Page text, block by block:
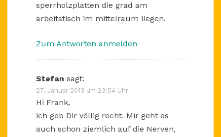
sperrholzplatten die grad am
arbeitstisch im mittelraum liegen.
Zum Antworten anmelden
Stefan sagt:
27. Januar 2013 um 23:54 Uhr
Hi Frank,
ich geb Dir völlig recht. Mir geht es
auch schon ziemlich auf die Nerven,